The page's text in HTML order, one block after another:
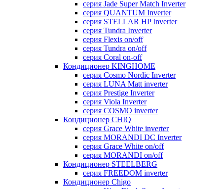
серия Jade Super Match Inverter
серия QUANTUM Inverter
серия STELLAR HP Inverter
серия Tundra Inverter
серия Flexis on/off
серия Tundra on/off
серия Coral on-off
Кондиционер KINGHOME
серия Cosmo Nordic Inverter
серия LUNA Matt inverter
серия Prestige Inverter
серия Viola Inverter
серия COSMO inverter
Кондиционер CHIQ
серия Grace White inverter
серия MORANDI DC Inverter
серия Grace White on/off
серия MORANDI on/off
Кондиционер STEELBERG
серия FREEDOM inverter
Кондиционер Chigo